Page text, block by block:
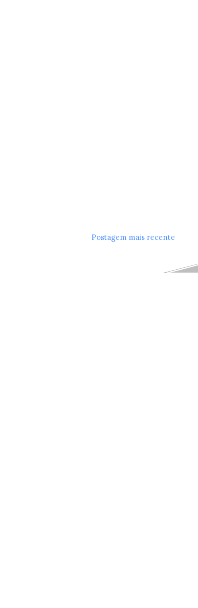
Postagem mais recente